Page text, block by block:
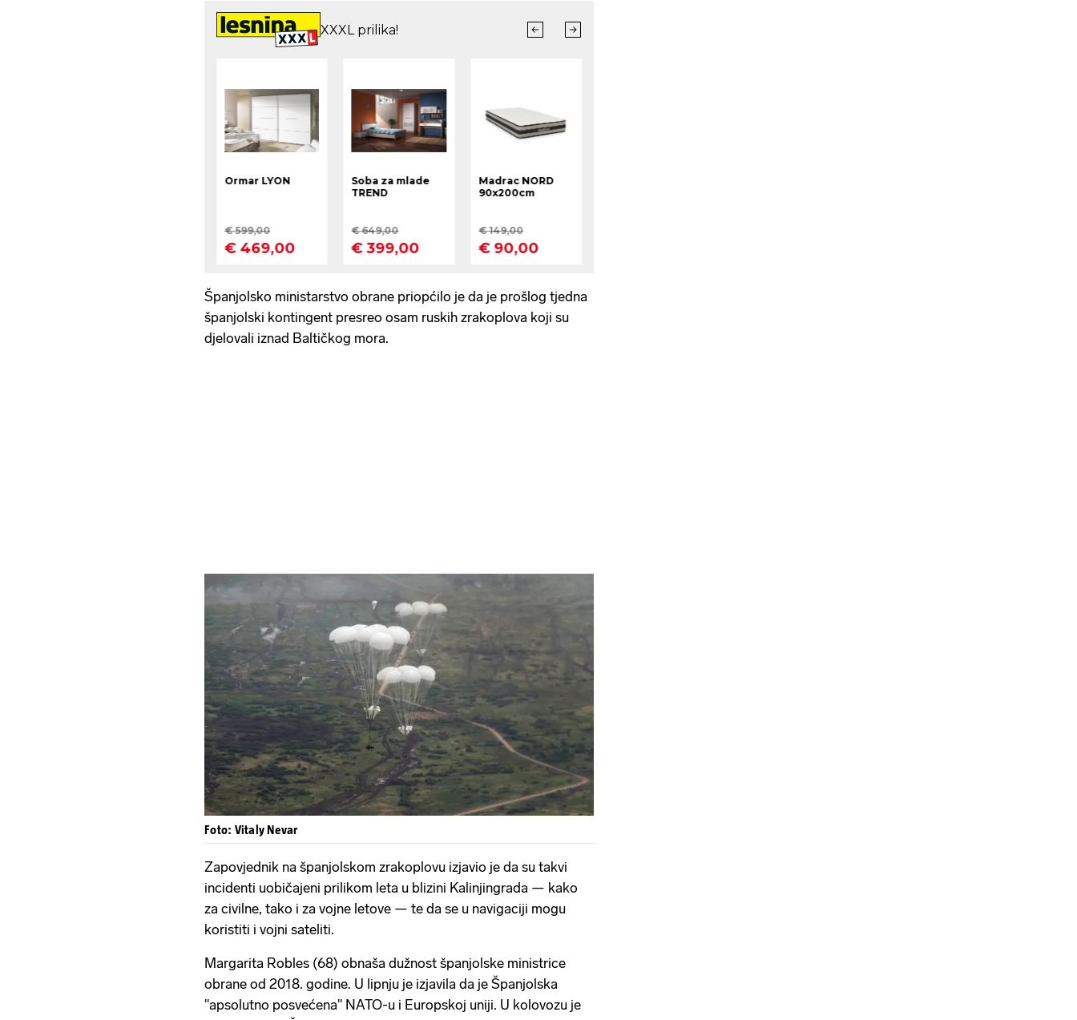
Španjolsko ministarstvo obrane priopćilo je da je prošlog tjedna
španjolski kontingent presreo osam ruskih zrakoplova koji su
djelovali iznad Baltičkog mora.
Foto: Vitaly Nevar
Zapovjednik na španjolskom zrakoplovu izjavio je da su takvi
incidenti uobičajeni prilikom leta u blizini Kalinjingrada — kako
za civilne, tako i za vojne letove — te da se u navigaciji mogu
koristiti i vojni sateliti.
Margarita Robles (68) obnaša dužnost španjolske ministrice
obrane od 2018. godine. U lipnju je izjavila da je Španjolska
"apsolutno posvećena" NATO-u i Europskoj uniji. U kolovozu je